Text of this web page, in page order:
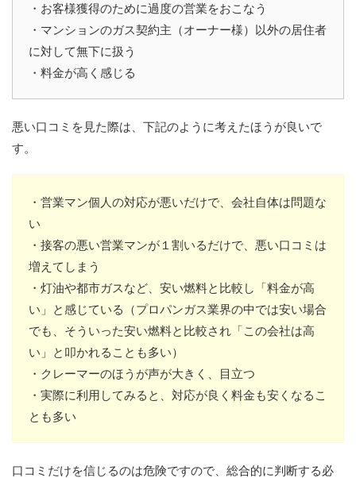
・お客様獲得のために過度の営業をおこなう
・マンションのガス契約主（オーナー様）以外の居住者
に対して無下に扱う
・料金が高く感じる
悪い口コミを見た際は、下記のように考えたほうが良いで
す。
・営業マン個人の対応が悪いだけで、会社自体は問題な
い
・接客の悪い営業マンが１割いるだけで、悪い口コミは
増えてしまう
・灯油や都市ガスなど、安い燃料と比較し「料金が高
い」と感じている（プロパンガス業界の中では安い場合
でも、そういった安い燃料と比較され「この会社は高
い」と叩かれることも多い）
・クレーマーのほうが声が大きく、目立つ
・実際に利用してみると、対応が良く料金も安くなるこ
とも多い
口コミだけを信じるのは危険ですので、総合的に判断する必